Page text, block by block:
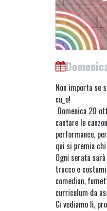
Non importa se
cu_o!
Domenica 20
cantare le
performance,
qui si premia
Ogni serata
trucco e
comedian,
curriculum da
Ci vediamo lì,